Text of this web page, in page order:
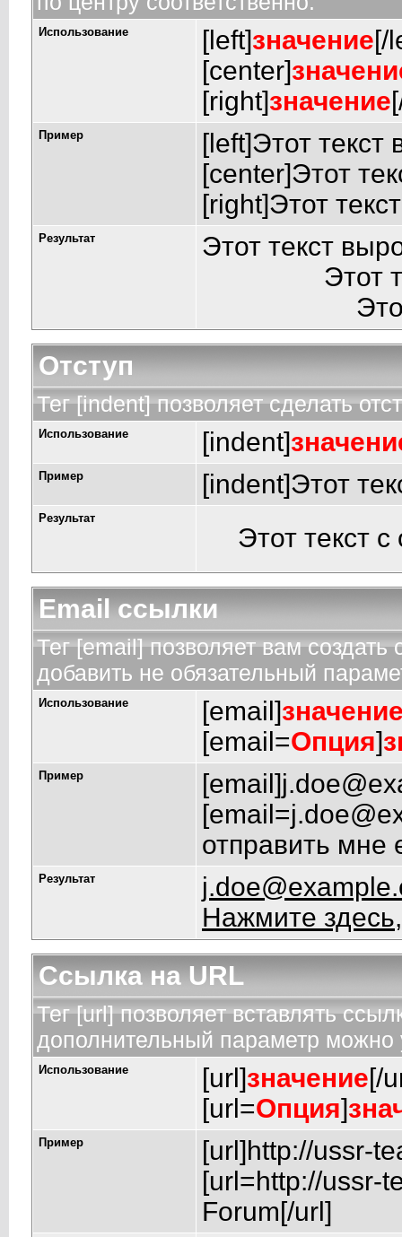
Использование [left]значение[/
[center]
[right]значение
Пример
[left]Этот
[center]Этот
[right]Этот
Результат
Этот текст
Этот
Отступ
Тег [indent] позволяет сделать
Использование [indent]
Пример [indent]Этот
Результат
Этот текст с
Email ссылки
Тег [email] позволяет вам
добавить не обязательный
Использование [email]
[email=Опция]
Пример [email]
[
отправить мне
Результат
Нажмите
Ссылка на URL
Тег [url] позволяет вставлять
дополнительный параметр можно
Использование [url]значение[/
[url=Опция]
Пример
[url]http://ussr-
[url=http://ussr-
Forum[/url]